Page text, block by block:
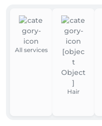
All services
Hair